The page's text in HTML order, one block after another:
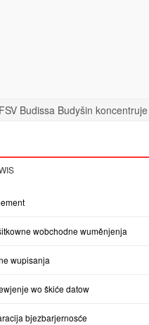
FSV Budissa Budyšin
wobchodne wuměnjenja
wupisanja
wo škiće datow
bjezbarjernosće